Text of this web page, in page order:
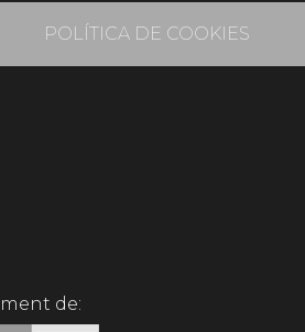
POLÍTICA DE COOKIES
de: